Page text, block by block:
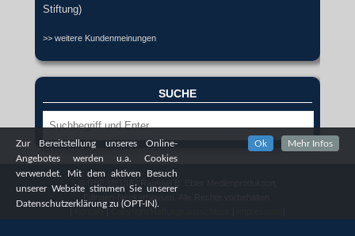
Stiftung)
>> weitere Kundenmeinungen
SUCHE
© RBE MEDIA / Raphael B. Ebler Medienproduktion,
Kontakt| Copyright/Haftungsausschluss
Zur Bereitstellung unseres Online-
Angebotes werden u.a. Cookies
verwendet. Mit dem aktiven Besuch
unserer Website stimmen Sie unserer
Datenschutzerklärung zu (OPT-IN).
Ok Mehr Infos